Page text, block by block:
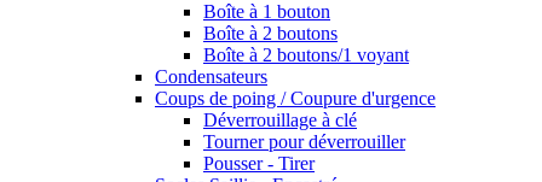
Boîte à 1 bouton
Boîte à 2 boutons
Boîte à 2 boutons/1 voyant
Condensateurs
Coups de poing / Coupure d'urgence
Déverrouillage à clé
Tourner pour déverrouiller
Pousser - Tirer